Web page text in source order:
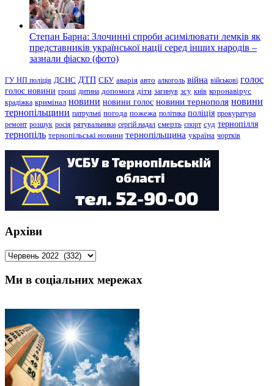
Степан Барна: Злочинні спроби асимілювати лемків як
представників української нації серед інших народів –
зазнали фіаско (фото)
ГУ НП поліція ДСНС ДТП СБУ аварія авто алкоголь війна військові голос
голос новини гроші дитина допомога діти загинув зсу київ коронавірус
крадіжка кримінал новини новини голос новини тернополя новини
тернопільщини патрульні погода пожежа політика поліція прокуратура
ремонт розшук росія рятувальники сергій надал смерть спорт суд тернопілля
тернопіль тернопільські новини тернопільщина україна чортків
Архіви
Архіви
Ми в соціальних мережах